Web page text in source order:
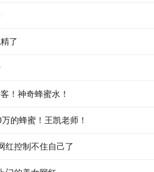
了
！神奇蜂蜜水！
的蜂蜜！王凯老师！
红控制不住自己了